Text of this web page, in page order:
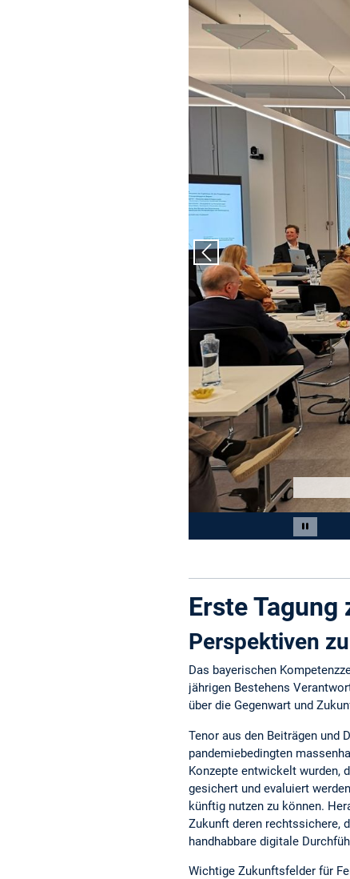
Pause
Previous slide
Erste
Perspektiven
Das bayerischen
jährigen Bestehens
über die Gegenwart und
Tenor aus den Beiträgen und
pandemiebedingten
Konzepte entwickelt wurden,
gesichert und evaluiert
künftig nutzen zu können.
Zukunft deren rechtssichere,
handhabbare digitale
Wichtige Zukunftsfelder für